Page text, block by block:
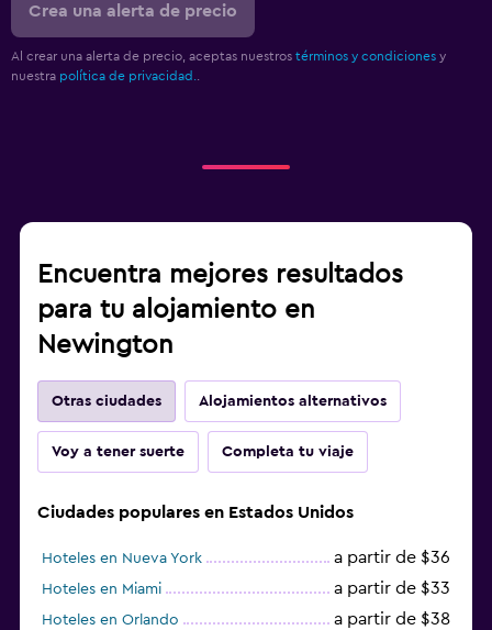
Crea una alerta de precio
Al crear una alerta de precio, aceptas nuestros términos y condiciones y
nuestra política de privacidad.
Encuentra mejores resultados
para tu alojamiento en
Newington
Otras ciudades Alojamientos alternativos
Voy a tener suerte Completa tu viaje
Ciudades populares en Estados Unidos
Hoteles en Nueva York a partir de $36
Hoteles en Miami a partir de $33
Hoteles en Orlando a partir de $38